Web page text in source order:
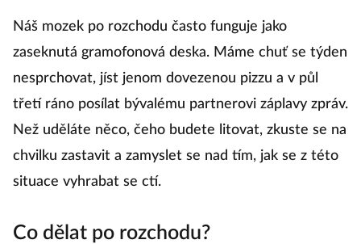
Náš mozek po rozchodu často funguje jako
zaseknutá gramofonová deska. Máme chuť se týden
nesprchovat, jíst jenom dovezenou pizzu a v půl
třetí ráno posílat bývalému partnerovi záplavy zpráv.
Než uděláte něco, čeho budete litovat, zkuste se na
chvilku zastavit a zamyslet se nad tím, jak se z této
situace vyhrabat se ctí.
Co dělat po rozchodu?